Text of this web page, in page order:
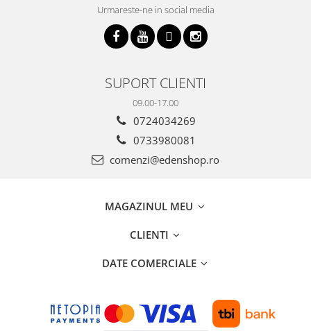
Urmareste-ne in social media
SUPORT CLIENTI
09.00-17.00
0724034269
0733980081
comenzi@edenshop.ro
MAGAZINUL MEU
CLIENTI
DATE COMERCIALE